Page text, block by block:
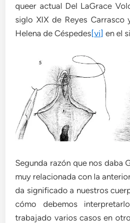
queer actual Del LaGrace
siglo XIX de Reyes Carrasco
Helena de Céspedes[vi] en el
Segunda razón que nos daba
muy relacionada con la
da significado a nuestros
cómo debemos
trabajado varios casos en